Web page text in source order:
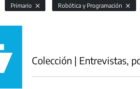
Primario Robótica y Programación
Colección | Entrevistas,